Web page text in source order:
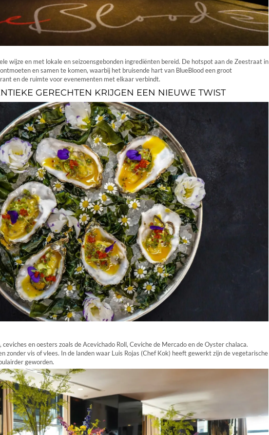
wijze en met lokale en seizoensgebonden ingrediënten bereid. De hotspot aan de Zeestraat in
en samen te komen, waarbij het bruisende hart van BlueBlood een groot
en de ruimte voor evenementen met elkaar verbindt.
GERECHTEN KRIJGEN EEN NIEUWE TWIST
en oesters zoals de Acevichado Roll, Ceviche de Mercado en de Oyster chalaca.
zonder vis of vlees. In de landen waar Luis Rojas (Chef Kok) heeft gewerkt zijn de vegetarische
geworden.